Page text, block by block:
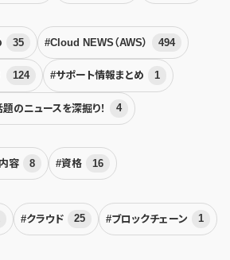
35 #Cloud NEWS（AWS） 494
124 #サポート情報まとめ 1
のニュースを深掘り！ 4
容 8 #資格 16
#クラウド 25 #ブロックチェーン 1